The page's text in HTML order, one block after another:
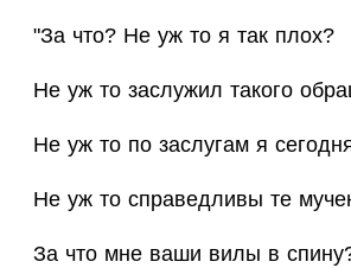
"За что? Не уж то я так плох?
Не уж то заслужил такого
Не уж то по заслугам я
Не уж то справедливы те
За что мне ваши вилы в